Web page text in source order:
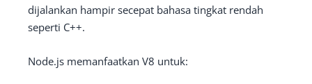
dijalankan hampir secepat bahasa tingkat rendah
seperti C++.
Node.js memanfaatkan V8 untuk: